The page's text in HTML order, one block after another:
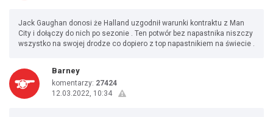
Jack Gaughan donosi że Halland uzgodnił warunki kontraktu z Man
City i dołączy do nich po sezonie . Ten potwór bez napastnika niszczy
wszystko na swojej drodze co dopiero z top napastnikiem na świecie .
Barney
komentarzy: 27424
12.03.2022, 10:34